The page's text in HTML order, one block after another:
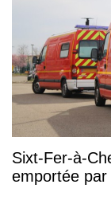
Sixt-Fer-à-
emportée